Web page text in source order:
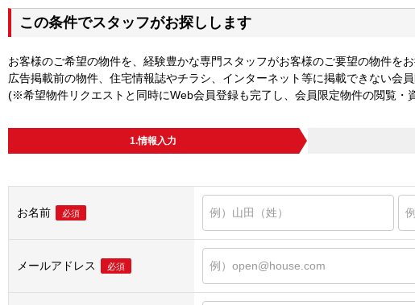
この条件でスタッフがお探しします
お客様のご希望の物件を、経験豊かな専門スタッフがお客様のご要望の物件をお
広告掲載前の物件、住宅情報誌やチラシ、インターネット等に掲載できない会
(※希望物件リクエストと同時にWeb会員登録も完了し、会員限定物件の閲覧・
1.情報入力
お名前 必須
メールアドレス 必須